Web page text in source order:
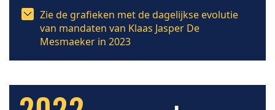
Zie de grafieken met de dagelijkse evolutie
van mandaten van Klaas Jasper De
Mesmaeker in 2023